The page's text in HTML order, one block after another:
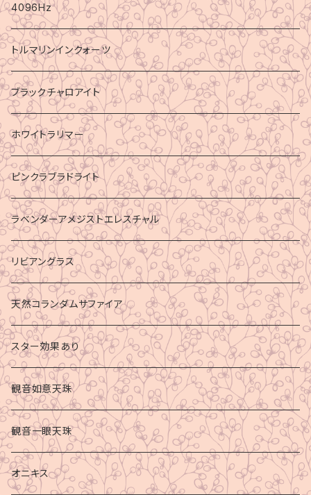
4096Hz
トルマリンインクォーツ
ブラックチャロアイト
ホワイトラリマー
ピンクラブラドライト
ラベンダーアメジストエレスチャル
リビアングラス
天然コランダムサファイア
スター効果あり
観音如意天珠
観音一眼天珠
オニキス